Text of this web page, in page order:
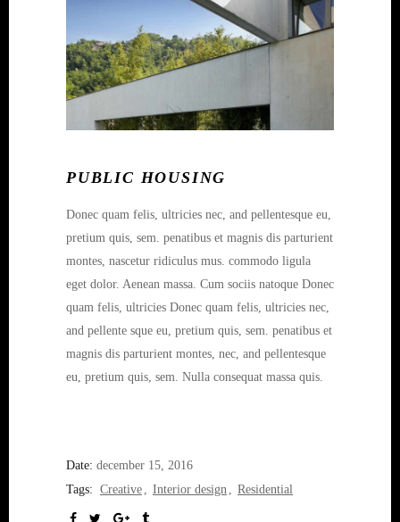
PUBLIC HOUSING
Donec quam felis, ultricies nec, and pellentesque eu,
pretium quis, sem. penatibus et magnis dis parturient
montes, nascetur ridiculus mus. commodo ligula
eget dolor. Aenean massa. Cum sociis natoque Donec
quam felis, ultricies Donec quam felis, ultricies nec,
and pellente sque eu, pretium quis, sem. penatibus et
magnis dis parturient montes, nec, and pellentesque
eu, pretium quis, sem. Nulla consequat massa quis.
Date: december 15, 2016
Tags: Creative Interior design Residential